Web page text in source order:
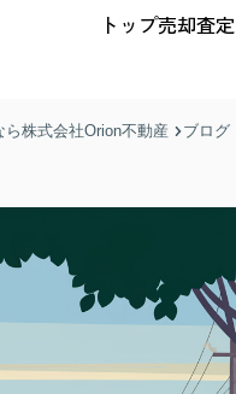
トップ売却査定
株式会社Orion不動産 ブログ